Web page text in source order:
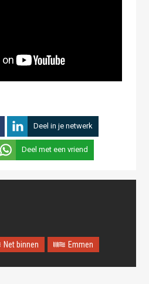
Deel in je netwerk
Deel met een vriend
Net binnen Emmen